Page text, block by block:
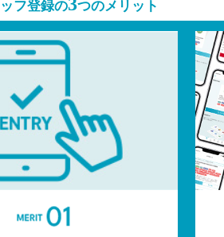
フ登録の つのメリット